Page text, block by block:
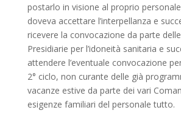
postarlo in visione al proprio
doveva accettare l’interpellanza e
ricevere la convocazione da parte
Presidiarie per l’idoneità sanitaria e
attendere l’eventuale convocazione
2° ciclo, non curante delle già
vacanze estive da parte dei vari
esigenze familiari del personale tutto.